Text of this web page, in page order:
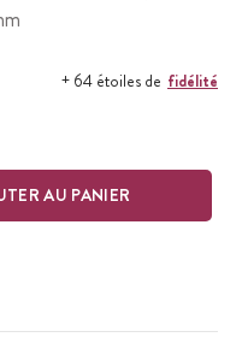
+ 64 étoiles de fidélité
AU PANIER